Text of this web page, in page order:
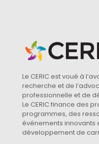
Le CERIC est voué à
recherche et de
professionnelle et de
Le CERIC finance des
programmes, des
événements innovants
développement de